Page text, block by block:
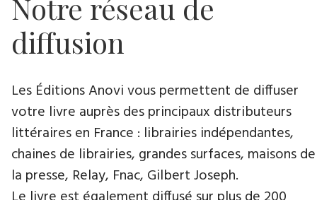
Notre réseau de
diffusion
Les Éditions Anovi vous permettent de diffuser
votre livre auprès des principaux distributeurs
littéraires en France : librairies indépendantes,
chaines de librairies, grandes surfaces, maisons de
la presse, Relay, Fnac, Gilbert Joseph.